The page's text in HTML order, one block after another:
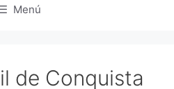
Menú
de Conquista